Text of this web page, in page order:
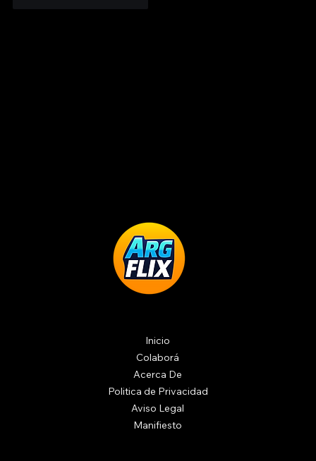
Inicio
Colaborá
Acerca De
Politica de Privacidad
Aviso Legal
Manifiesto